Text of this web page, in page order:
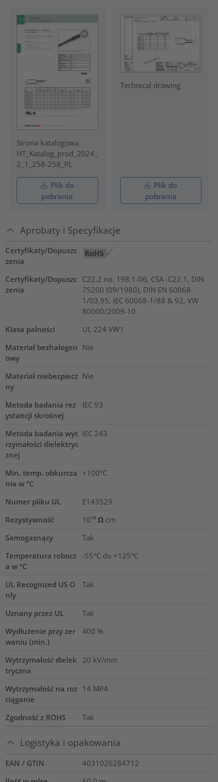
Strona katalogowa
HT_Katalog_prod_2024_
2_1_258-258_PL
Plik do
pobrania
Technical drawing
Plik do
pobrania
Aprobaty i Specyfikacje
Certyfikaty/Dopuszc
zenia
Certyfikaty/Dopuszc
zenia
C22.2 no. 198.1-06, CSA -C22.1, DIN
75200 (09/1980), DIN EN 60068-
1/03.95, IEC 60068-1/88 & 92, VW
80000/2009-10
Klasa palności
UL 224 VW1
Materiał bezhalogen
owy
Nie
Materiał niebezpiecz
ny
Nie
Metoda badania rez
ystancji skrośnej
IEC 93
Metoda badania wyt
rzymałości dielektryc
znej
IEC 243
Min. temp. obkurcza
nia w °C
+100°C
Numer pliku UL
E143529
Rezystywność
10¹⁴ Ω cm
Samogasnący
Tak
Temperatura robocz
a w °C
-55°C do +125°C
UL Recognized US O
nly
Tak
Uznany przez UL
Tak
Wydłużenie przy zer
waniu (min.)
400 %
Wytrzymałość dielek
tryczna
20 kV/mm
Wytrzymałość na roz
ciąganie
14 MPA
Zgodność z ROHS Tak
Logistyka i opakowania
EAN / GTIN
4031026284712